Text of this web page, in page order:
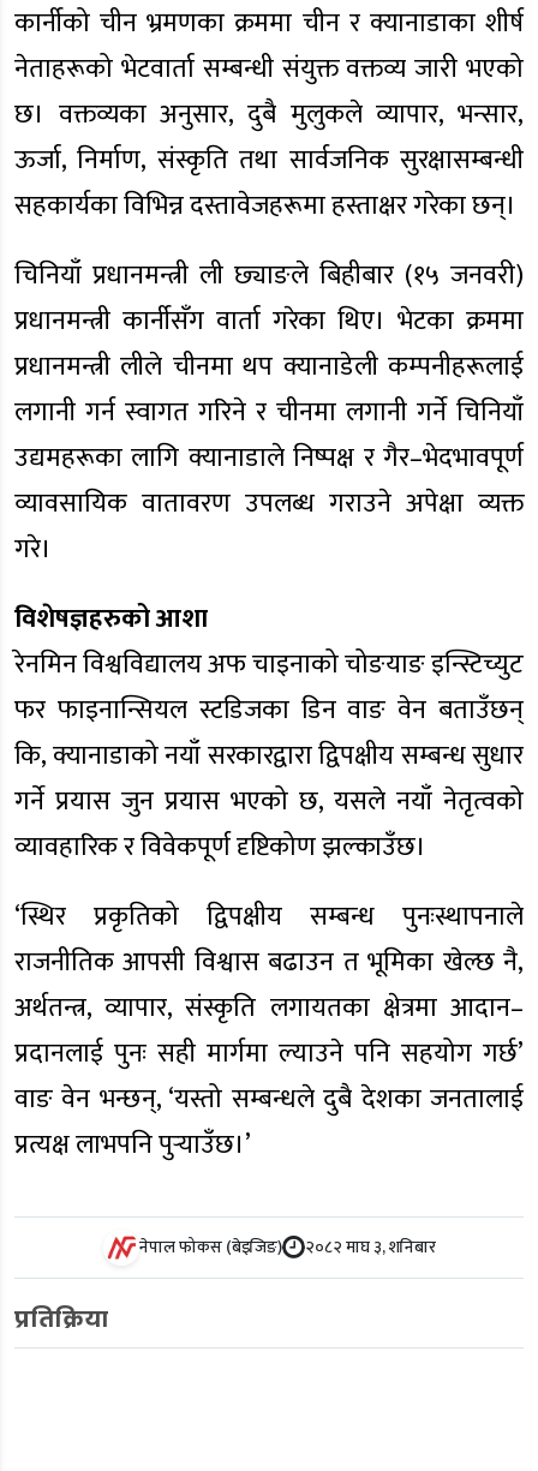
कार्नीको चीन भ्रमणका क्रममा चीन र क्यानाडाका शीर्ष
नेताहरूको भेटवार्ता सम्बन्धी संयुक्त वक्तव्य जारी भएको
छ। वक्तव्यका अनुसार, दुबै मुलुकले व्यापार, भन्सार,
ऊर्जा, निर्माण, संस्कृति तथा सार्वजनिक सुरक्षासम्बन्धी
सहकार्यका विभिन्न दस्तावेजहरूमा हस्ताक्षर गरेका छन्।
चिनियाँ प्रधानमन्त्री ली छ्याङले बिहीबार (१५ जनवरी)
प्रधानमन्त्री कार्नीसँग वार्ता गरेका थिए। भेटका क्रममा
प्रधानमन्त्री लीले चीनमा थप क्यानाडेली कम्पनीहरूलाई
लगानी गर्न स्वागत गरिने र चीनमा लगानी गर्ने चिनियाँ
उद्यमहरूका लागि क्यानाडाले निष्पक्ष र गैर–भेदभावपूर्ण
व्यावसायिक वातावरण उपलब्ध गराउने अपेक्षा व्यक्त
गरे।
विशेषज्ञहरुको आशा
रेनमिन विश्वविद्यालय अफ चाइनाको चोङयाङ इन्स्टिच्युट
फर फाइनान्सियल स्टडिजका डिन वाङ वेन बताउँछन्
कि, क्यानाडाको नयाँ सरकारद्वारा द्विपक्षीय सम्बन्ध सुधार
गर्ने प्रयास जुन प्रयास भएको छ, यसले नयाँ नेतृत्वको
व्यावहारिक र विवेकपूर्ण दृष्टिकोण झल्काउँछ।
‘स्थिर प्रकृतिको द्विपक्षीय सम्बन्ध पुनःस्थापनाले
राजनीतिक आपसी विश्वास बढाउन त भूमिका खेल्छ नै,
अर्थतन्त्र, व्यापार, संस्कृति लगायतका क्षेत्रमा आदान–
प्रदानलाई पुनः सही मार्गमा ल्याउने पनि सहयोग गर्छ’
वाङ वेन भन्छन्, ‘यस्तो सम्बन्धले दुबै देशका जनतालाई
प्रत्यक्ष लाभपनि पुर्‍याउँछ।’
नेपाल फोकस (बेइजिङ) २०८२ माघ ३, शनिबार
प्रतिक्रिया